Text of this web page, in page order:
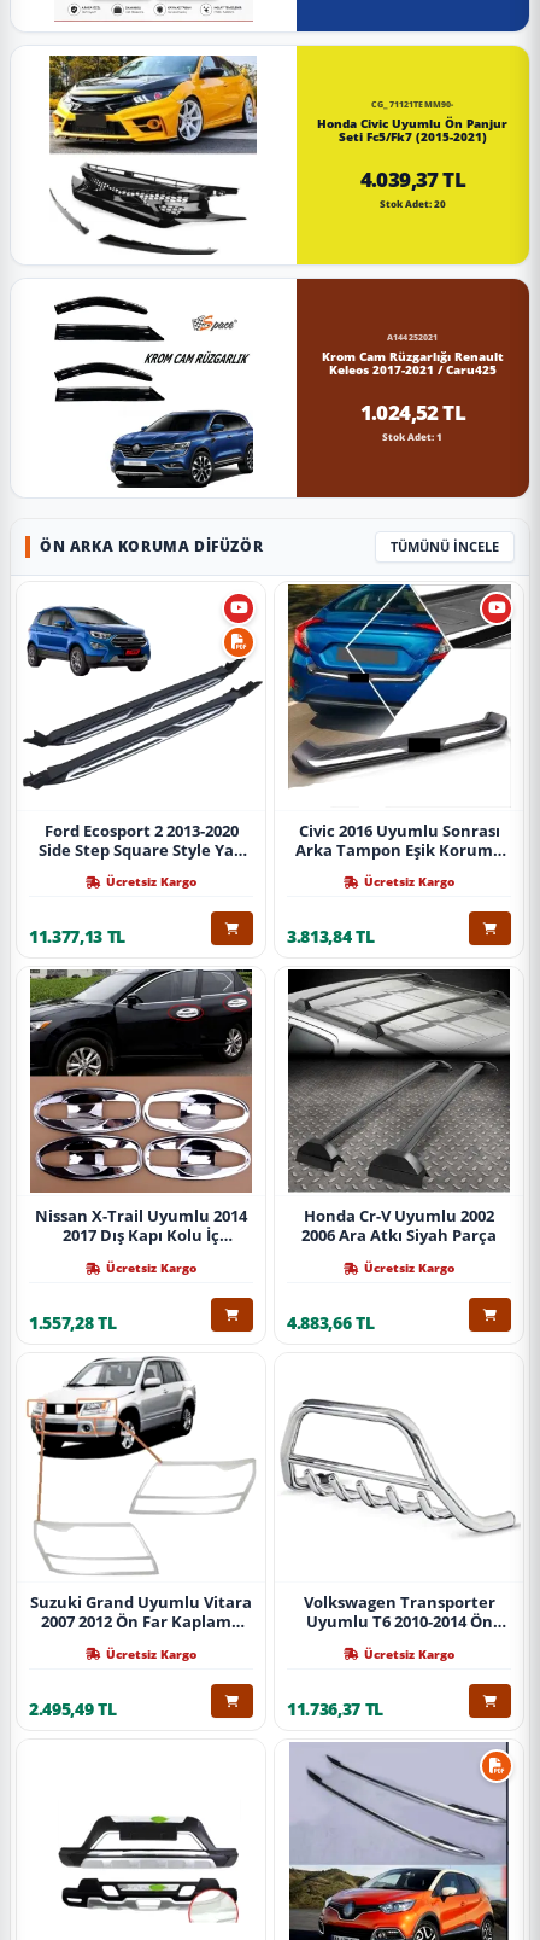
CG_71121TEMM90-
Honda Civic Uyumlu Ön Panjur
Seti Fc5/Fk7 (2015-2021)
4.039,37 TL
Stok Adet: 20
A144252021
Krom Cam Rüzgarlığı Renault
Keleos 2017-2021 / Caru425
1.024,52 TL
Stok Adet: 1
ÖN ARKA KORUMA DIFÜZÖR TÜMÜNÜ İNCELE
Ford Ecosport 2 2013-2020
Side Step Square Style Yan
Ücretsiz Kargo
11.377,13 TL
Civic 2016 Uyumlu Sonrası
Arka Tampon Eşik Koruma
Ücretsiz Kargo
3.813,84 TL
Nissan X-Trail Uyumlu 2014
2017 Dış Kapı Kolu İç
Ücretsiz Kargo
1.557,28 TL
Honda Cr-V Uyumlu 2002
2006 Ara Atkı Siyah Parça
Ücretsiz Kargo
4.883,66 TL
Suzuki Grand Uyumlu Vitara
2007 2012 Ön Far Kaplama
Ücretsiz Kargo
2.495,49 TL
Volkswagen Transporter
Uyumlu T6 2010-2014 Ön
Çelik Krom
Ücretsiz Kargo
11.736,37 TL